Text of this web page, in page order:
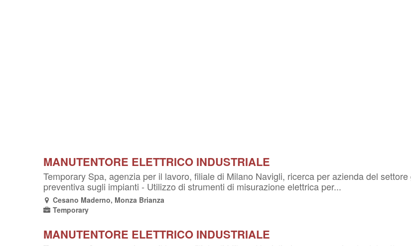
MANUTENTORE ELETTRICO INDUSTRIALE
Temporary Spa, agenzia per il lavoro, filiale di Milano Navigli, ricerca per azienda del
preventiva sugli impianti - Utilizzo di strumenti di misurazione elettrica per...
Cesano Maderno, Monza Brianza
Temporary
MANUTENTORE ELETTRICO INDUSTRIALE